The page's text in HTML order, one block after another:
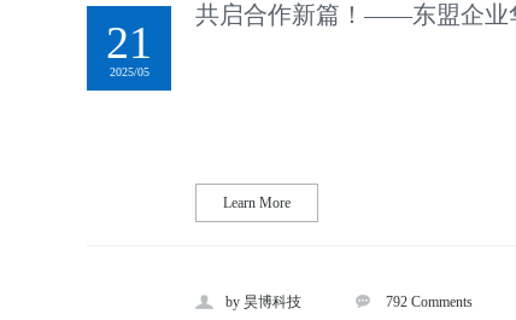
21
2025/05
共启合作新篇！——东盟企业
Learn More
by 昊博科技 792 Comments